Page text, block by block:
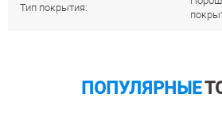
Тип покрытия:
ПОПУЛЯРНЫЕ